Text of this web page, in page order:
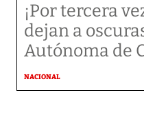
¡Por tercera
dejan a
Autónoma de
NACIONAL